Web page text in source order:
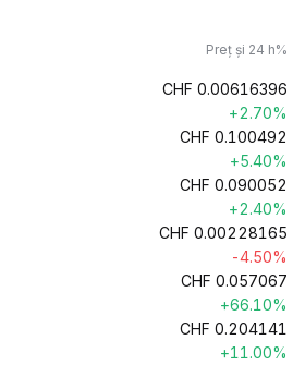
Preț și 24 h%
CHF 0.00616396
+2.70%
CHF 0.100492
+5.40%
CHF 0.090052
+2.40%
CHF 0.00228165
-4.50%
CHF 0.057067
+66.10%
CHF 0.204141
+11.00%